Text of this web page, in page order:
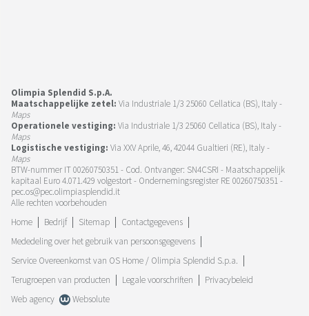
Olimpia Splendid S.p.A.
Maatschappelijke zetel: Via Industriale 1/3 25060 Cellatica (BS), Italy -
Maps
Operationele vestiging: Via Industriale 1/3 25060 Cellatica (BS), Italy -
Maps
Logistische vestiging: Via XXV Aprile, 46, 42044 Gualtieri (RE), Italy -
Maps
BTW-nummer IT 00260750351 - Cod. Ontvanger: SN4CSRI - Maatschappelijk
kapitaal Euro 4.071.429 volgestort - Ondernemingsregister RE 00260750351 -
pec.os@pec.olimpiasplendid.it
Alle rechten voorbehouden
Home
Bedrijf Sitemap
Contactgegevens
Mededeling over het gebruik van persoonsgegevens
Service Overeenkomst van OS Home / Olimpia Splendid S.p.a.
Terugroepen van producten
Legale voorschriften
Privacybeleid
Web agency
Websolute